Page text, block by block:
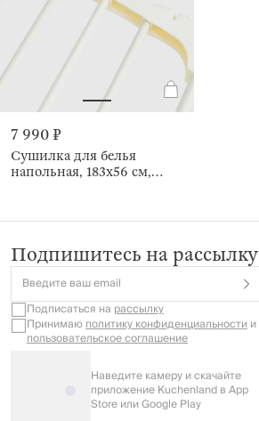
7 990 ₽
Сушилка для белья
напольная, 183x56 см,
Подпишитесь на рассылку
Введите ваш email
Подписаться на рассылку
Принимаюполитику конфиденциальностии
пользовательское соглашение
Наведите камеру и скачайте
приложение Kuchenland в App
Store или Google Play